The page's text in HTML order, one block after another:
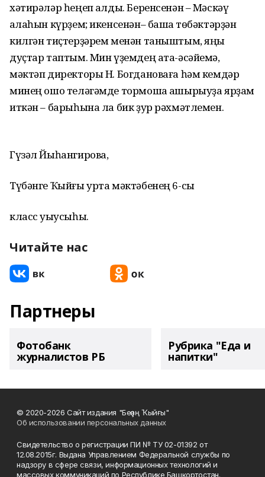
хәтирәләр һеңеп ҡалды. Беренсенән – Мәскәү
ҡалаһын күрҙем; икенсенән– башҡа төбәктәрҙән
килгән тиҫтерҙәрем менән таныштым, яңы
дуҫтар таптым. Мин үҙемдең ата-әсәйемә,
мәктәп директоры Н. Богдановаға һәм кемдәр
минең ошо теләгәмде тормошҡа ашырыуҙа ярҙам
иткән – барыһына ла бик ҙур рәхмәтлемен.
Гүзәл Йыһангирова,
Түбәнге Ҡыйғы урта мәктәбенең 6-сы
класс уҡыусыһы.
Читайте нас
Партнеры
Фотобанк
журналистов РБ
Рубрика "Еда и
напитки"
© 2020-2026 Сайт издания "Беҙҙең Ҡыйғы"
Об использовании персональных данных
Свидетельство о регистрации ПИ № ТУ 02-01392 от
12.08.2015г. Выдана Управлением Федеральной службы по
надзору в сфере связи, информационных технологий и
массовых коммуникаций по Республике Башкортостан.